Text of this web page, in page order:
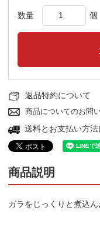
返品特約について
商品についてのお問
送料とお支払い方法
商品説明
ガラをじっくりと煮込